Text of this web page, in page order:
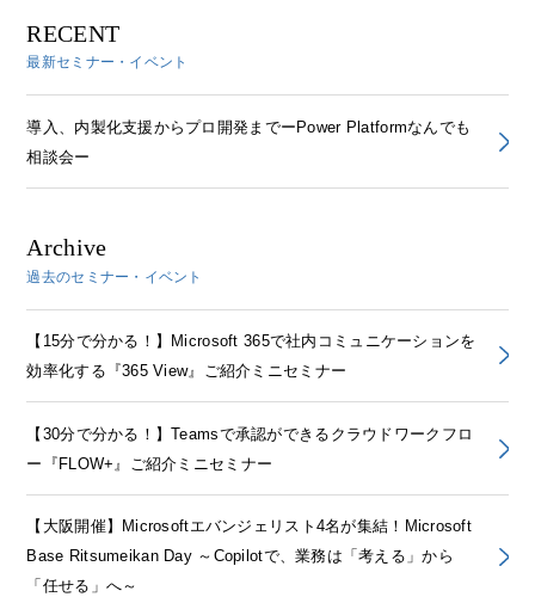
RECENT
最新セミナー・イベント
導入、内製化支援からプロ開発までーPower Platformなんでも
相談会ー
Archive
過去のセミナー・イベント
【15分で分かる！】Microsoft 365で社内コミュニケーションを
効率化する『365 View』ご紹介ミニセミナー
【30分で分かる！】Teamsで承認ができるクラウドワークフロ
ー『FLOW+』ご紹介ミニセミナー
【大阪開催】Microsoftエバンジェリスト4名が集結！Microsoft
Base Ritsumeikan Day ～Copilotで、業務は「考える」から
「任せる」へ～